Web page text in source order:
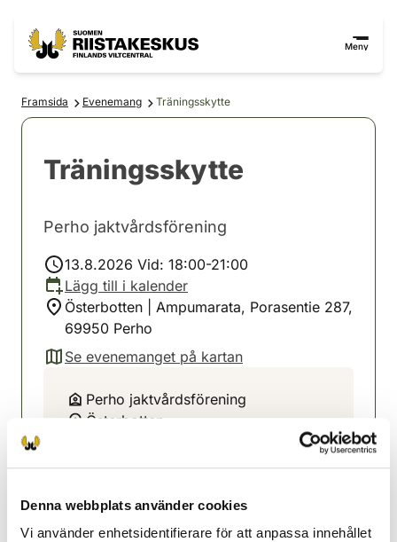
Denna webbplats använder cookies
Vi använder enhetsidentifierare för att anpassa innehållet
Meny
Framsida Evenemang Träningsskytte
Träningsskytte
Perho jaktvårdsförening
13.8.2026 Vid: 18:00-21:00
Lägg till i kalender
Österbotten | Ampumarata, Porasentie 287,
69950 Perho
Se evenemanget på kartan
(avautuu uuteen välilehteen)
Perho jaktvårdsförening
Österbotten